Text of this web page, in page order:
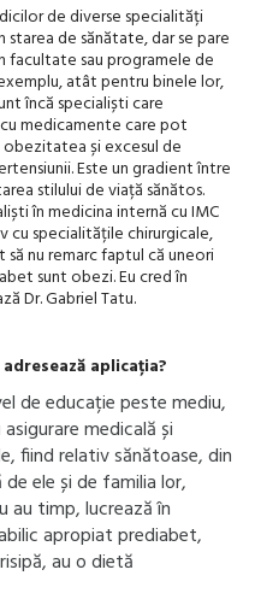
de diverse specialități
de sănătate, dar se pare
facultate sau programele de
atât pentru binele lor,
încă specialiști care
medicamente care pot
obezitatea și excesul de
Este un gradient între
stilului de viață sănătos.
în medicina internă cu IMC
cu specialitățile chirurgicale,
nu remarc faptul că uneori
sunt obezi. Eu cred în
Dr. Gabriel Tatu.
aplicația?
de educație peste mediu,
medicală și
fiind relativ sănătoase, din
ele și de familia lor,
au timp, lucrează în
apropiat prediabet,
au o dietă